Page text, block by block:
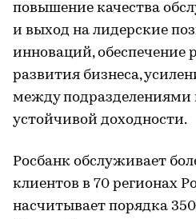
повышение качества
и выход на лидерские
инноваций, обеспечение
развития бизнеса,
между подразделениями
устойчивой доходности.
Росбанк обслуживает
клиентов в 70 регионах
насчитывает порядка